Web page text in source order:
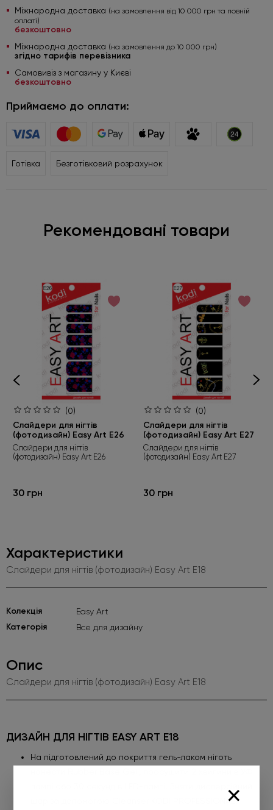
×
Міжнародна доставка (на замовлення від 10 000 грн та повній
оплаті)
безкоштовно
Міжнародна доставка (на замовлення до 10 000 грн)
згідно тарифів перевізника
Самовивіз з магазину у Києві
безкоштовно
Приймаємо до оплати:
Готівка Безготівковий розрахунок
Рекомендовані товари
(0)
Слайдери для нігтів
(фотодизайн) Easy Art E26
Слайдери для нігтів
(фотодизайн) Easy Art E26
30 грн
(0)
Слайдери для нігтів
(фотодизайн) Easy Art E27
Слайдери для нігтів
(фотодизайн) Easy Art E27
30 грн
Характеристики
Слайдери для нігтів (фотодизайн) Easy Art E18
Kолекція Easy Art
Категорія Все для дизайну
Опис
Слайдери для нігтів (фотодизайн) Easy Art E18
ДИЗАЙН ДЛЯ НІГТІВ EASY ART E18
На підготовлений до покриття гель-лаком ніготь
шар за допомогою Cleanser KODI PROFESSIONAL.